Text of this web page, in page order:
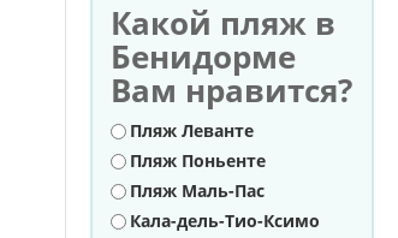
Какой пляж в
Бенидорме
Вам нравится?
Варианты
Пляж Леванте
Пляж Поньенте
Пляж Маль-Пас
Кала-дель-Тио-Ксимо